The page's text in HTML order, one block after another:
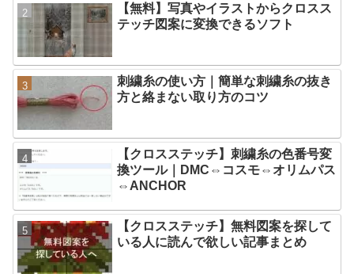
【無料】写真やイラストからクロスス
テッチ図案に変換できるソフト
刺繍糸の使い方｜簡単な刺繍糸の抜き
方と絡まない取り方のコツ
【クロスステッチ】刺繍糸の色番号変
換ツール｜DMC⇔コスモ⇔オリムパス
⇔ANCHOR
【クロスステッチ】無料図案を探して
いる人に読んで欲しい記事まとめ